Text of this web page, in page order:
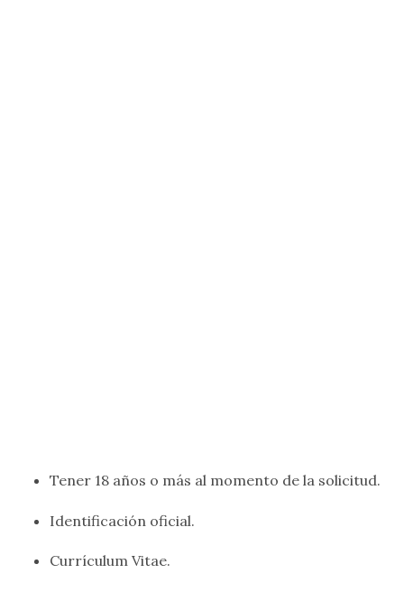
Tener 18 años o más al momento de la solicitud.
Identificación oficial.
Currículum Vitae.